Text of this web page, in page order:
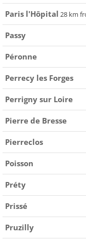
Paris l'Hôpital 28 km
Passy
Péronne
Perrecy les Forges
Perrigny sur Loire
Pierre de Bresse
Pierreclos
Poisson
Préty
Prissé
Pruzilly